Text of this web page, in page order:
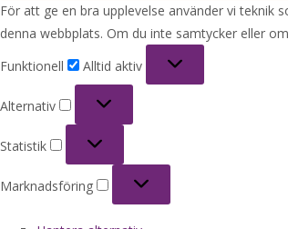
För att ge en bra upplevelse använder vi teknik
denna webbplats. Om du inte samtycker eller
Funktionell
Alltid aktiv
Alternativ
Statistik
Marknadsföring